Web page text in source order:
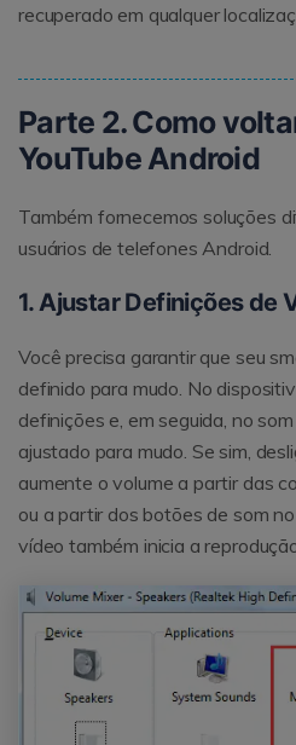
recuperado em qualquer
Parte 2. Como
YouTube Android
Também fornecemos soluções
usuários de telefones Android.
1. Ajustar Definições de
Você precisa garantir que seu
definido para mudo. No
definições e, em seguida, no
ajustado para mudo. Se sim,
aumente o volume a partir das
ou a partir dos botões de som
vídeo também inicia a